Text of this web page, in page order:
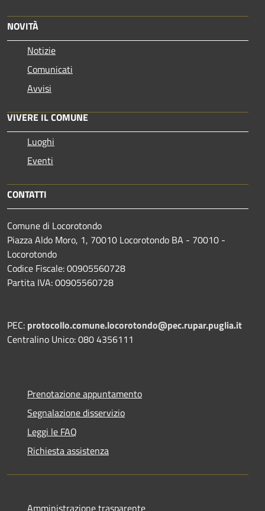
NOVITÀ
Notizie
Comunicati
Avvisi
VIVERE IL COMUNE
Luoghi
Eventi
CONTATTI
Comune di Locorotondo
Piazza Aldo Moro, 1, 70010 Locorotondo BA - 70010 -
Locorotondo
Codice Fiscale: 00905560728
Partita IVA: 00905560728
PEC: protocollo.comune.locorotondo@pec.rupar.puglia.it
Centralino Unico: 080 4356111
Prenotazione appuntamento
Segnalazione disservizio
Leggi le FAQ
Richiesta assistenza
Amministrazione trasparente